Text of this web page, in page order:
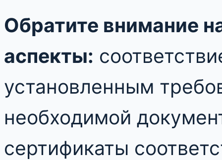
Обратите внимание
аспекты:
установленным
необходимой
сертификаты